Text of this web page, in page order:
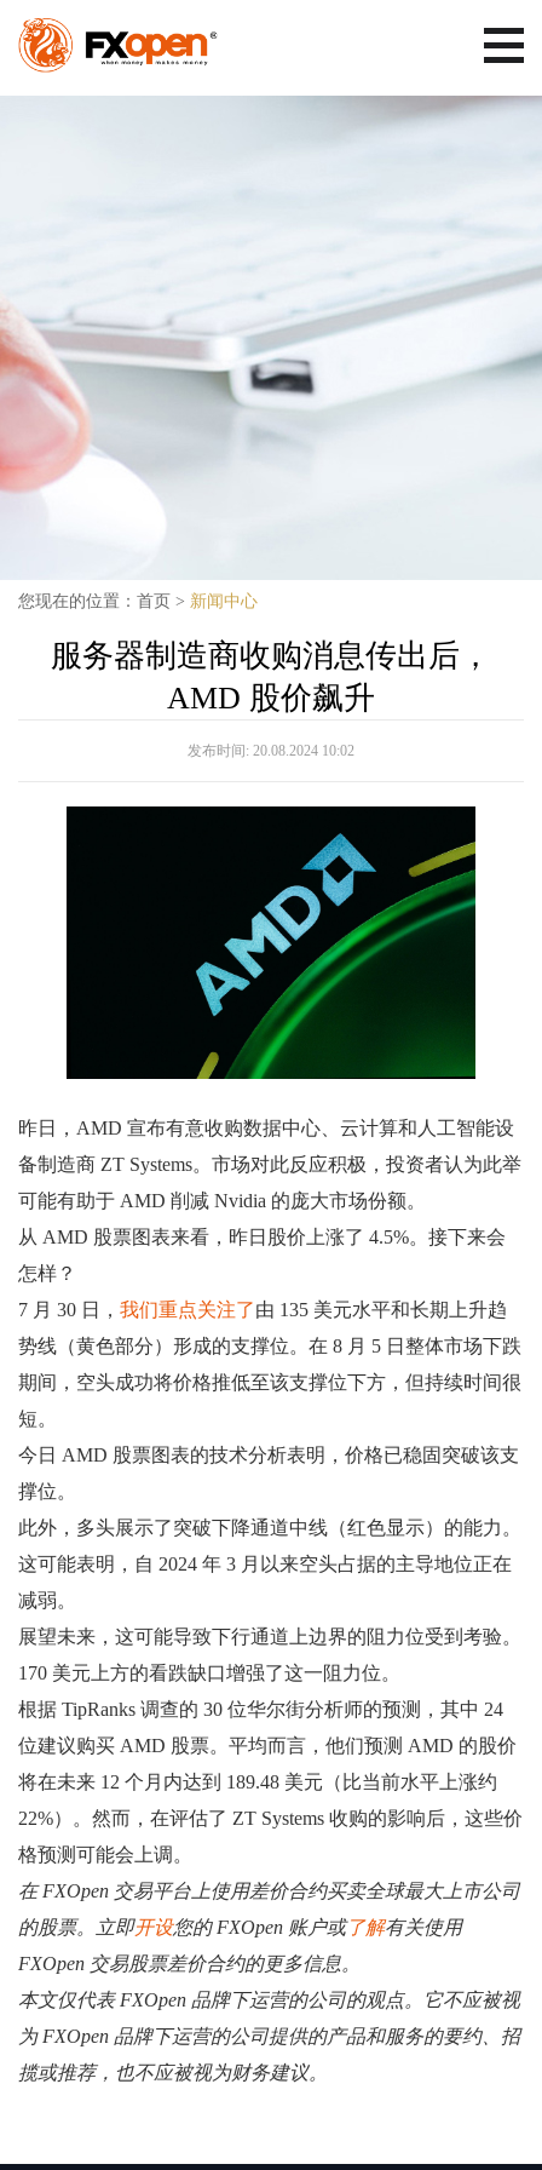
您现在的位置： 首页 > 新闻中心
服务器制造商收购消息传出后，
AMD 股价飙升
发布时间: 20.08.2024 10:02
昨日，AMD 宣布有意收购数据中心、云计算和人工智能设
备制造商 ZT Systems。市场对此反应积极，投资者认为此举
可能有助于 AMD 削减 Nvidia 的庞大市场份额。
从 AMD 股票图表来看，昨日股价上涨了 4.5%。接下来会
怎样？
7 月 30 日， 我们重点关注了由 135 美元水平和长期上升趋
势线（黄色部分）形成的支撑位。在 8 月 5 日整体市场下跌
期间，空头成功将价格推低至该支撑位下方，但持续时间很
短。
今日 AMD 股票图表的技术分析表明，价格已稳固突破该支
撑位。
此外，多头展示了突破下降通道中线（红色显示）的能力。
这可能表明，自 2024 年 3 月以来空头占据的主导地位正在
减弱。
展望未来，这可能导致下行通道上边界的阻力位受到考验。
170 美元上方的看跌缺口增强了这一阻力位。
根据 TipRanks 调查的 30 位华尔街分析师的预测，其中 24
位建议购买 AMD 股票。平均而言，他们预测 AMD 的股价
将在未来 12 个月内达到 189.48 美元（比当前水平上涨约
22%）。然而，在评估了 ZT Systems 收购的影响后，这些价
格预测可能会上调。
在 FXOpen 交易平台上使用差价合约买卖全球最大上市公司
的股票。立即开设您的 FXOpen 账户或了解有关使用
FXOpen 交易股票差价合约的更多信息。
本文仅代表 FXOpen 品牌下运营的公司的观点。它不应被视
为 FXOpen 品牌下运营的公司提供的产品和服务的要约、招
揽或推荐，也不应被视为财务建议。